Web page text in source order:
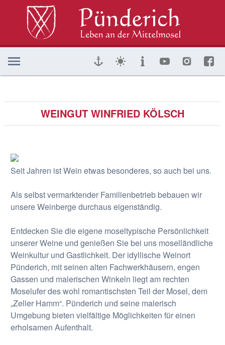
WEINGUT WINFRIED KÖLSCH
Seit Jahren ist Wein etwas besonderes, so auch bei uns.
Als selbst vermarktender Familienbetrieb bebauen wir
unsere Weinberge durchaus eigenständig.
Entdecken Sie die eigene moseltypische Persönlichkeit
unserer Weine und genießen Sie bei uns moselländliche
Weinkultur und Gastlichkeit. Der idyllische Weinort
Pünderich, mit seinen alten Fachwerkhäusern, engen
Gassen und malerischen Winkeln liegt am rechten
Moselufer des wohl romantischsten Teil der Mosel, dem
„Zeller Hamm“. Pünderich und seine malerisch
Umgebung bieten vielfältige Möglichkeiten für einen
erholsamen Aufenthalt.